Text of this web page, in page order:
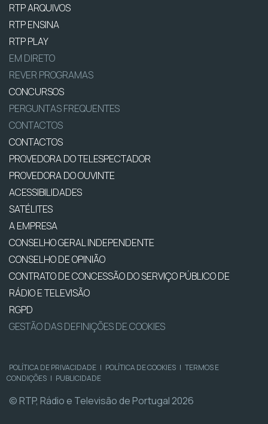
RTP ARQUIVOS
RTP ENSINA
RTP PLAY
EM DIRETO
REVER PROGRAMAS
CONCURSOS
PERGUNTAS FREQUENTES
CONTACTOS
CONTACTOS
PROVEDORA DO TELESPECTADOR
PROVEDORA DO OUVINTE
ACESSIBILIDADES
SATÉLITES
A EMPRESA
CONSELHO GERAL INDEPENDENTE
CONSELHO DE OPINIÃO
CONTRATO DE CONCESSÃO DO SERVIÇO PÚBLICO DE
RÁDIO E TELEVISÃO
RGPD
GESTÃO DAS DEFINIÇÕES DE COOKIES
POLÍTICA DE PRIVACIDADE | POLÍTICA DE COOKIES | TERMOS E
CONDIÇÕES | PUBLICIDADE
© RTP, Rádio e Televisão de Portugal 2026